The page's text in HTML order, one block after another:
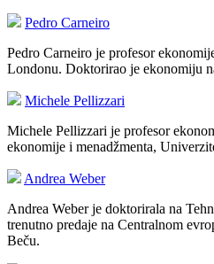
Pedro Carneiro
Pedro Carneiro je profesor
Londonu. Doktorirao je ekonomiju
Michele Pellizzari
Michele Pellizzari je profesor
ekonomije i menadžmenta,
Andrea Weber
Andrea Weber je doktorirala na
trenutno predaje na Centralnom
Beču.